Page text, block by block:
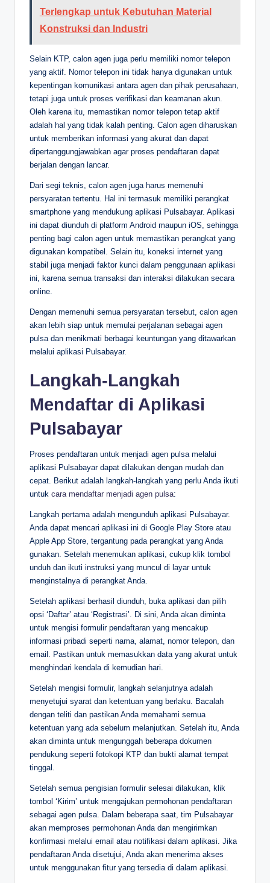
Terlengkap untuk Kebutuhan Material
Konstruksi dan Industri
Selain KTP, calon agen juga perlu memiliki nomor telepon
yang aktif. Nomor telepon ini tidak hanya digunakan untuk
kepentingan komunikasi antara agen dan pihak perusahaan,
tetapi juga untuk proses verifikasi dan keamanan akun.
Oleh karena itu, memastikan nomor telepon tetap aktif
adalah hal yang tidak kalah penting. Calon agen diharuskan
untuk memberikan informasi yang akurat dan dapat
dipertanggungjawabkan agar proses pendaftaran dapat
berjalan dengan lancar.
Dari segi teknis, calon agen juga harus memenuhi
persyaratan tertentu. Hal ini termasuk memiliki perangkat
smartphone yang mendukung aplikasi Pulsabayar. Aplikasi
ini dapat diunduh di platform Android maupun iOS, sehingga
penting bagi calon agen untuk memastikan perangkat yang
digunakan kompatibel. Selain itu, koneksi internet yang
stabil juga menjadi faktor kunci dalam penggunaan aplikasi
ini, karena semua transaksi dan interaksi dilakukan secara
online.
Dengan memenuhi semua persyaratan tersebut, calon agen
akan lebih siap untuk memulai perjalanan sebagai agen
pulsa dan menikmati berbagai keuntungan yang ditawarkan
melalui aplikasi Pulsabayar.
Langkah-Langkah
Mendaftar di Aplikasi
Pulsabayar
Proses pendaftaran untuk menjadi agen pulsa melalui
aplikasi Pulsabayar dapat dilakukan dengan mudah dan
cepat. Berikut adalah langkah-langkah yang perlu Anda ikuti
untuk cara mendaftar menjadi agen pulsa:
Langkah pertama adalah mengunduh aplikasi Pulsabayar.
Anda dapat mencari aplikasi ini di Google Play Store atau
Apple App Store, tergantung pada perangkat yang Anda
gunakan. Setelah menemukan aplikasi, cukup klik tombol
unduh dan ikuti instruksi yang muncul di layar untuk
menginstalnya di perangkat Anda.
Setelah aplikasi berhasil diunduh, buka aplikasi dan pilih
opsi ‘Daftar’ atau ‘Registrasi’. Di sini, Anda akan diminta
untuk mengisi formulir pendaftaran yang mencakup
informasi pribadi seperti nama, alamat, nomor telepon, dan
email. Pastikan untuk memasukkan data yang akurat untuk
menghindari kendala di kemudian hari.
Setelah mengisi formulir, langkah selanjutnya adalah
menyetujui syarat dan ketentuan yang berlaku. Bacalah
dengan teliti dan pastikan Anda memahami semua
ketentuan yang ada sebelum melanjutkan. Setelah itu, Anda
akan diminta untuk mengunggah beberapa dokumen
pendukung seperti fotokopi KTP dan bukti alamat tempat
tinggal.
Setelah semua pengisian formulir selesai dilakukan, klik
tombol ‘Kirim’ untuk mengajukan permohonan pendaftaran
sebagai agen pulsa. Dalam beberapa saat, tim Pulsabayar
akan memproses permohonan Anda dan mengirimkan
konfirmasi melalui email atau notifikasi dalam aplikasi. Jika
pendaftaran Anda disetujui, Anda akan menerima akses
untuk menggunakan fitur yang tersedia di dalam aplikasi.